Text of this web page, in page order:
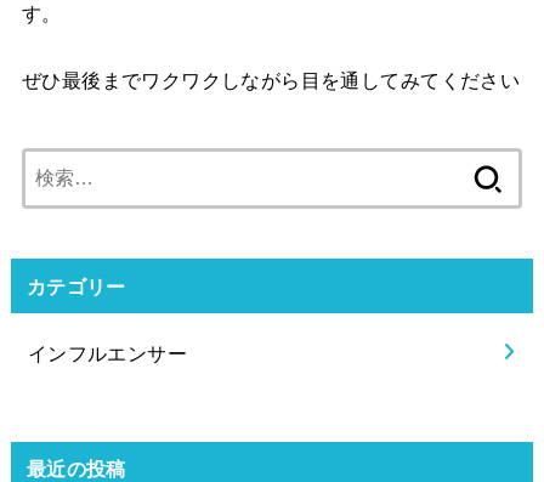
す。
ぜひ最後までワクワクしながら目を通してみてください
索:
カテゴリー
インフルエンサー
最近の投稿